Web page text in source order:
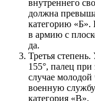
внутреннего
должна
категорию «Б».
в армию с
да.
Третья
155°, палец при
случае
военную
категория «В».